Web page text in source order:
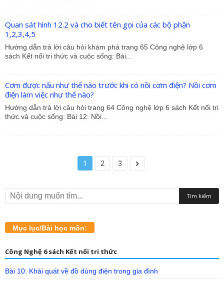
Quan sát hình 12.2 và cho biết tên gọi của các bộ phận
1,2,3,4,5
Hướng dẫn trả lời câu hỏi khám phá trang 65 Công nghệ lớp 6
sách Kết nối tri thức và cuộc sống: Bài...
Cơm được nấu như thế nào trước khi có nồi cơm điện? Nồi cơm
điện làm việc như thế nào?
Hướng dẫn trả lời câu hỏi trang 64 Công nghệ lớp 6 sách Kết nối tri
thức và cuộc sống: Bài 12: Nồi...
1 2 3
Mục lục/Bài học môn:
Công Nghệ 6 sách Kết nối tri thức
Bài 10: Khái quát về đồ dùng điện trong gia đình